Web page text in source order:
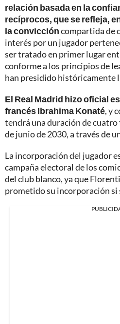
relación basada en la
recíprocos, que se refleja,
la conviccióncompartida de
interés por un jugador
ser tratado en primer lugar
conforme a los principios de
han presidido históricamente
El Real Madrid hizo oficial
francés Ibrahima Konaté, y
tendrá una duración de
de junio de 2030, a través de
La incorporación del jugador
campaña electoral de los
del club blanco, ya que
prometido su incorporación si